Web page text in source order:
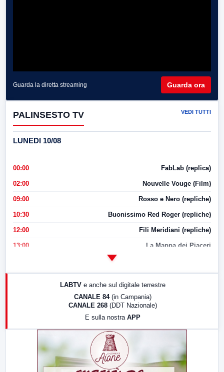
Guarda la diretta streaming Guarda ora
PALINSESTO TV VEDI TUTTI
LUNEDI 10/08
00:00 FabLab (replica)
02:00 Nouvelle Vouge (Film)
09:00 Rosso e Nero (repliche)
10:30 Buonissimo Red Roger (repliche)
12:00 Fili Meridiani (repliche)
13:00 La Mappa dei Piaceri
17:00 LabNews (replica)
LABTV e anche sul digitale terrestre
CANALE 84 (in Campania)
CANALE 268 (DDT Nazionale)
E sulla nostra APP